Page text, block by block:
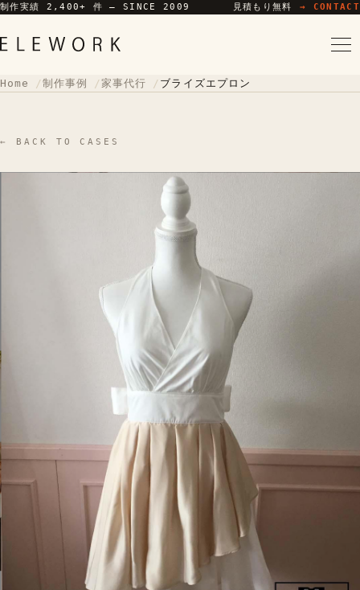
制作実績 2,400+ 件 — SINCE 2009 見積もり無料 → CONTACT
Home 制作事例 家事代行 ブライズエプロン
← BACK TO CASES